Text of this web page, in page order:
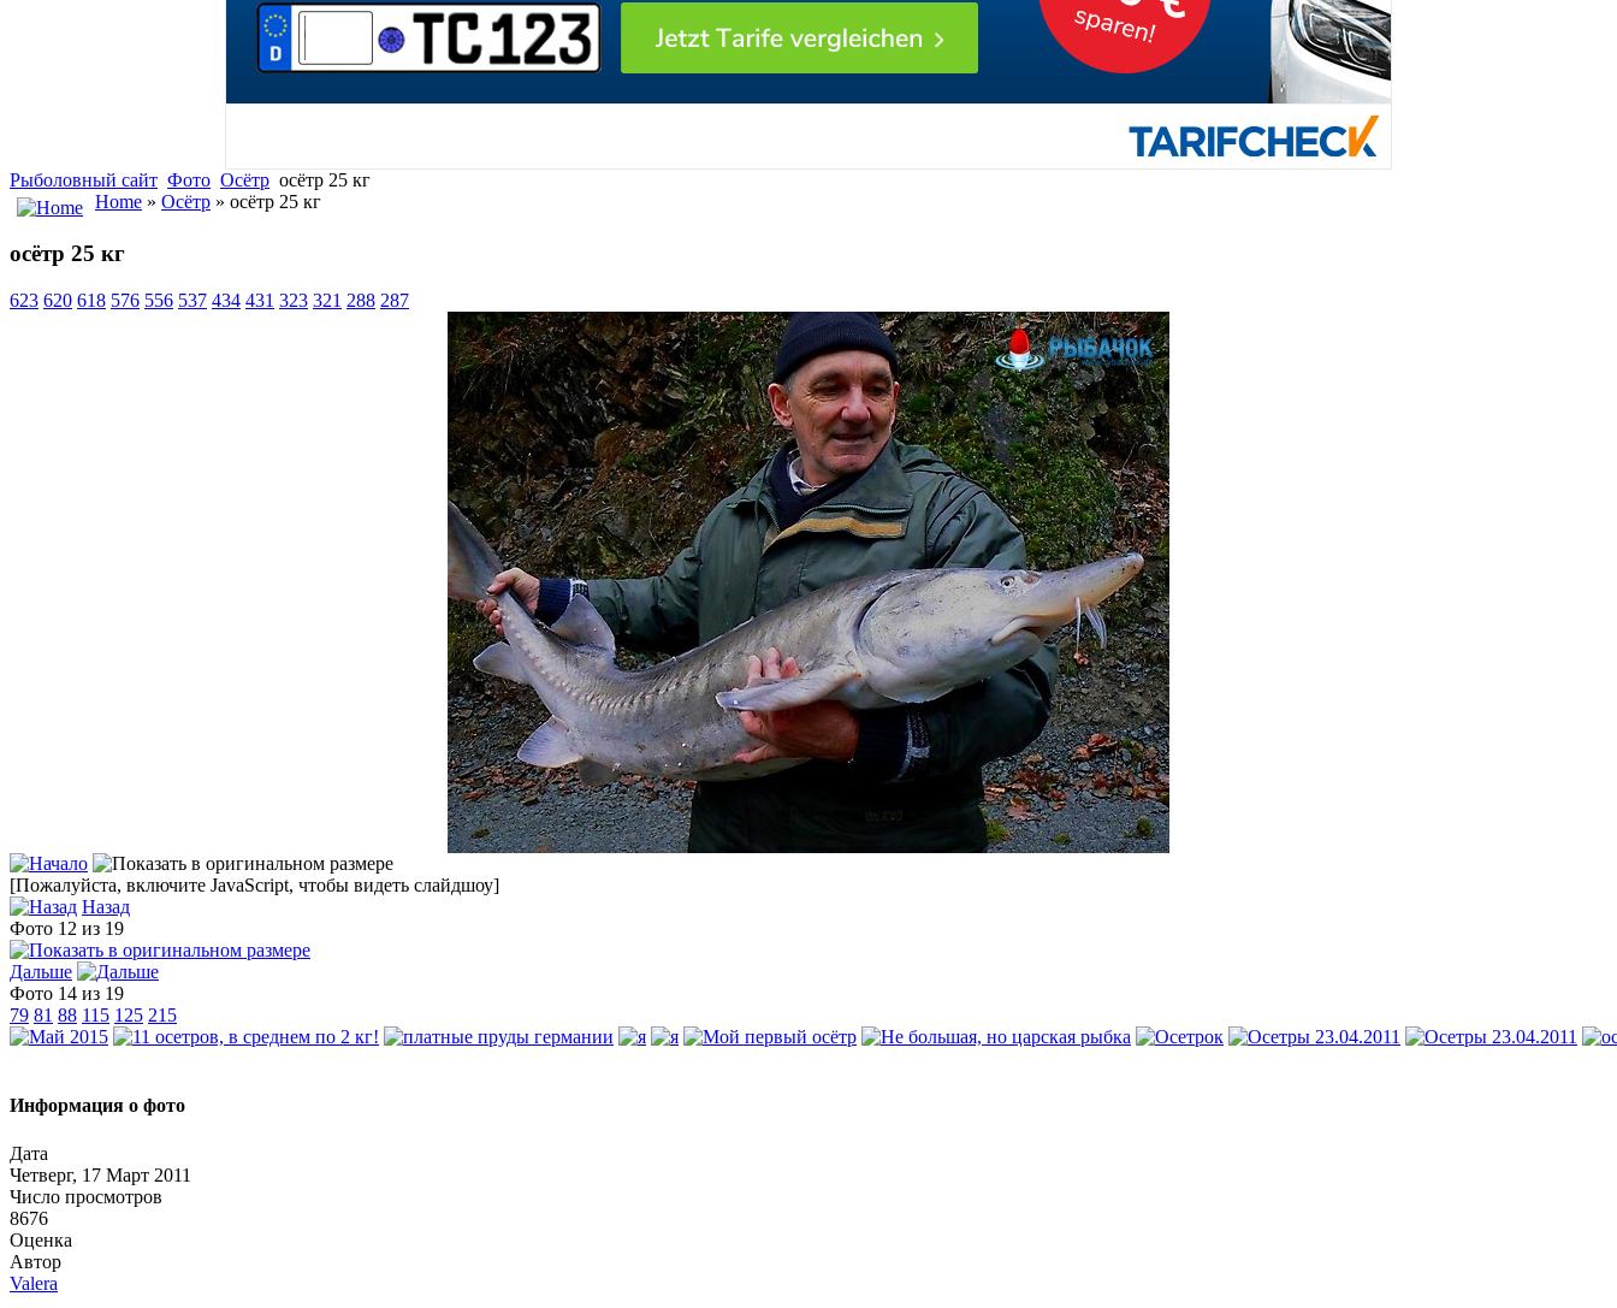
Рыболовный сайт Фото Осётр осётр 25 кг
Home » Осётр » осётр 25 кг
осётр 25 кг
623 620 618 576 556 537 434 431 323 321 288 287
[Пожалуйста, включите JavaScript, чтобы видеть слайдшоу]
Назад
Фото 12 из 19
Дальше
Фото 14 из 19
79 81 88 115 125 215
Информация о фото
Дата
Четверг, 17 Март 2011
Число просмотров
8676
Оценка
Автор
Valera